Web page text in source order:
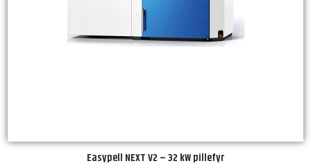
Easypell NEXT V2 – 32 kW pillefyr